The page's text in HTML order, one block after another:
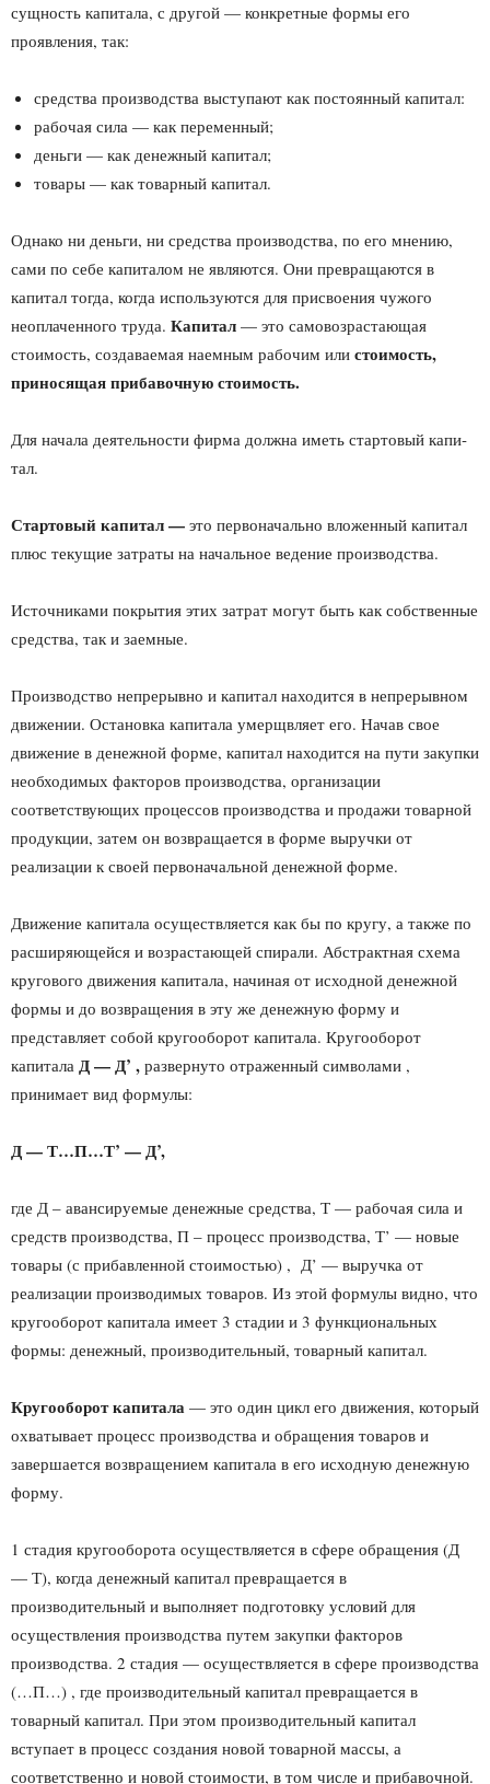
сущность капитала, с другой — конкретные формы его
проявления, так:
средства производства выступают как постоянный капитал:
рабочая сила — как переменный;
деньги — как денежный капитал;
товары — как товарный капитал.
Однако ни деньги, ни средства производства, по его мнению,
сами по себе капиталом не являются. Они превращаются в
капитал тогда, когда используются для присвоения чужого
неоплаченного труда. Капитал — это самовозрастающая
стоимость, создава­емая наемным рабочим или стоимость,
приносящая прибавочную стоимость.
Для начала деятельности фирма должна иметь стартовый капи­
тал.
Стартовый капитал — это первоначально вложенный капитал
плюс текущие затраты на начальное ведение производства.
Источниками покрытия этих затрат могут быть как собствен­ные
средства, так и заемные.
Производство непрерывно и капитал находится в непрерывном
движении. Остановка капитала умерщвляет его. Начав свое
движение в денежной форме, капитал находится на пути закупки
необходимых факторов производства, организации
соответствующих процессов производства и продажи товарной
продукции, затем он возвращается в форме выручки от
реализации к своей первоначальной денежной форме.
Движение капитала осуществляется как бы по кругу, а также по
расширяющейся и возрастающей спирали. Абстрактная схема
кругового движения капитала, начиная от исходной денежной
формы и до возвращения в эту же денежную форму и
представляет собой кругооборот капитала. Кругооборот
капитала Д — Д’ , развернуто отраженный символами ,
принимает вид формулы:
Д — Т…П…Т’ — Д’,
где Д – авансируемые денежные средства, Т — рабочая сила и
средств производства, П – процесс производства, Т’ — новые
товары (с прибавленной стоимостью) , Д’ — выручка от
реализации производимых товаров. Из этой формулы видно, что
кругооборот капитала имеет 3 стадии и 3 функциональных
формы: денежный, производительный, товарный капитал.
Кругооборот капитала — это один цикл его движения, который
охватывает процесс производства и обращения товаров и
завершается возвращением капитала в его исходную денежную
форму.
1 стадия кругооборота осуществляется в сфере обращения (Д
— Т), когда денежный капитал превращается в
производительный и выполняет подготовку условий для
осуществления производства путем закупки факторов
производства. 2 стадия — осуществляется в сфере производства
(…П…) , где производительный капитал превращается в
товарный капитал. При этом производительный капитал
вступает в процесс создания новой товарной массы, а
соответственно и новой стоимости, в том числе и прибавочной.